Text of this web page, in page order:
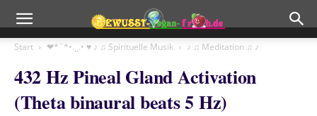
Start ❤*¨*•.¸¸.• ♥ ♪ ♫ Spirituelle Musik ♪ ♫ Meditation ♫ ♪
432 Hz Pineal Gland Activation
(Theta binaural beats 5 Hz)